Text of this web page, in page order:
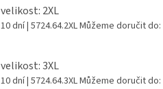
velikost: 2XL
10 dní| 5724.64.2XLMůžeme doručit do:
velikost: 3XL
10 dní| 5724.64.3XLMůžeme doručit do: